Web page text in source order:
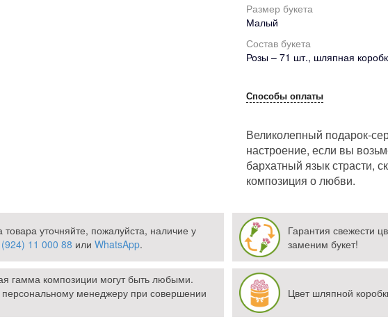
Размер букета
Малый
Состав букета
Розы – 71 шт., шляпная
Способы оплаты
Великолепный подарок-
настроение, если вы
бархатный язык страсти,
композиция о любви.
уточняйте, пожалуйста, наличие у
11 000 88 или WhatsApp.
Гарантия свежести
заменим букет!
гамма композиции могут быть любыми.
менеджеру при совершении
Цвет шляпной